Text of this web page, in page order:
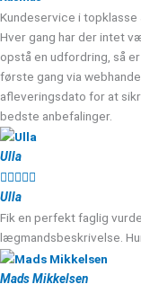
Kundeservice i topklasse
Hver gang har der intet
opstå en udfordring, så
første gang via
afleveringsdato for at
bedste anbefalinger.
Ulla

Ulla
Fik en perfekt faglig
lægmandsbeskrivelse.
Mads Mikkelsen